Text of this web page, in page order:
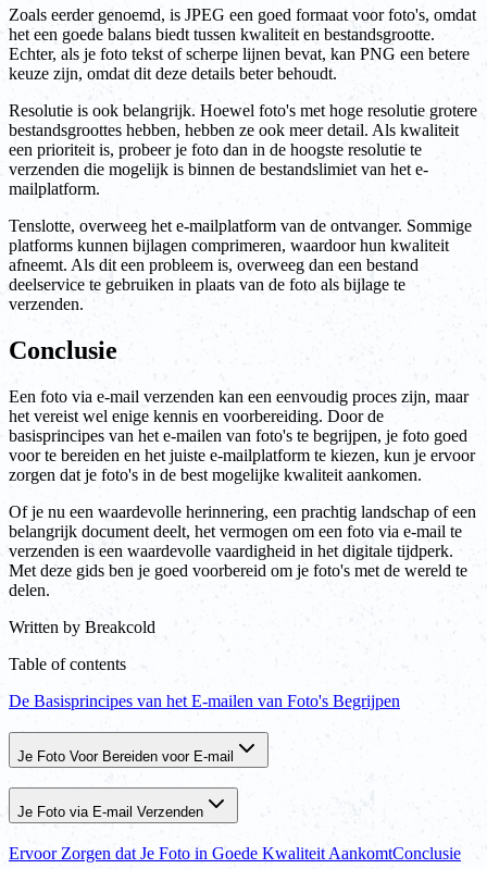
Zoals eerder genoemd, is JPEG een goed formaat voor foto's, omdat
het een goede balans biedt tussen kwaliteit en bestandsgrootte.
Echter, als je foto tekst of scherpe lijnen bevat, kan PNG een betere
keuze zijn, omdat dit deze details beter behoudt.
Resolutie is ook belangrijk. Hoewel foto's met hoge resolutie grotere
bestandsgroottes hebben, hebben ze ook meer detail. Als kwaliteit
een prioriteit is, probeer je foto dan in de hoogste resolutie te
verzenden die mogelijk is binnen de bestandslimiet van het e-
mailplatform.
Tenslotte, overweeg het e-mailplatform van de ontvanger. Sommige
platforms kunnen bijlagen comprimeren, waardoor hun kwaliteit
afneemt. Als dit een probleem is, overweeg dan een bestand
deelservice te gebruiken in plaats van de foto als bijlage te
verzenden.
Conclusie
Een foto via e-mail verzenden kan een eenvoudig proces zijn, maar
het vereist wel enige kennis en voorbereiding. Door de
basisprincipes van het e-mailen van foto's te begrijpen, je foto goed
voor te bereiden en het juiste e-mailplatform te kiezen, kun je ervoor
zorgen dat je foto's in de best mogelijke kwaliteit aankomen.
Of je nu een waardevolle herinnering, een prachtig landschap of een
belangrijk document deelt, het vermogen om een foto via e-mail te
verzenden is een waardevolle vaardigheid in het digitale tijdperk.
Met deze gids ben je goed voorbereid om je foto's met de wereld te
delen.
Written by Breakcold
Table of contents
De Basisprincipes van het E-mailen van Foto's Begrijpen
Je Foto Voor Bereiden voor E-mail
Je Foto via E-mail Verzenden
Ervoor Zorgen dat Je Foto in Goede Kwaliteit AankomtConclusie